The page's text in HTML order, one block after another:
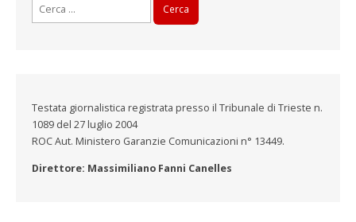
Testata giornalistica registrata presso il Tribunale di Trieste n.
1089 del 27 luglio 2004
ROC Aut. Ministero Garanzie Comunicazioni n° 13449.
Direttore: Massimiliano Fanni Canelles